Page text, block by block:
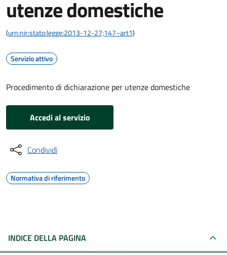
utenze domestiche
(urn:nir:stato:legge:2013-12-27;147~art1)
Servizio attivo
Procedimento di dichiarazione per utenze domestiche
Accedi al servizio
Condividi
Normativa di riferimento
INDICE DELLA PAGINA